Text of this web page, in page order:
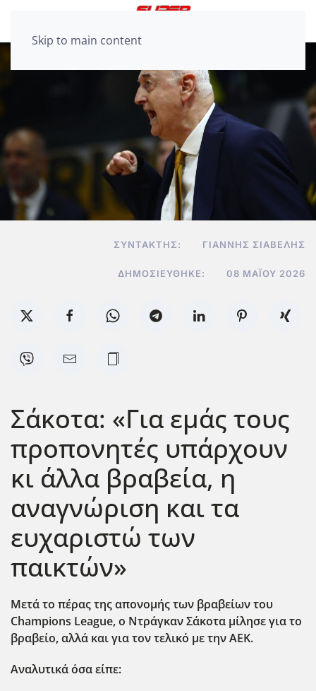
Skip to main content
ΣΥΝΤΆΚΤΗΣ: ΓΙΆΝΝΗΣ ΣΙΑΒΕΛΉΣ
ΔΗΜΟΣΙΕΎΘΗΚΕ: 08 ΜΑΪ́ΟΥ 2026
Σάκοτα: «Για εμάς τους
προπονητές υπάρχουν
κι άλλα βραβεία, η
αναγνώριση και τα
ευχαριστώ των
παικτών»
Μετά το πέρας της απονομής των βραβείων του
Champions League, o Nτράγκαν Σάκοτα μίλησε για το
βραβείο, αλλά και για τον τελικό με την ΑΕΚ.
Αναλυτικά όσα είπε: